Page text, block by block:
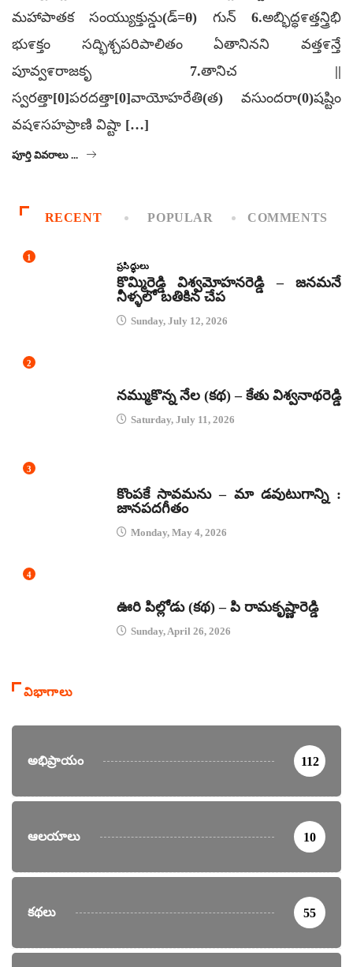
మహాపాతక సంయ్యుక్తున్డు(డ్=θ) గున్ 6.అబ్భిద్ధ೯త్తన్త్రిభి
భు೯క్తం సద్భిశ్చపరిపాలితం ఏతానినని వత్త೯న్తే
పూవ్వ೯రాజకృ 7.తానిచ ||
స్వరత్తా[0]పరదత్తా[0]వాయోహరేతి(త) వసుందరా(0)షష్టిం
వష೯సహప్రాణి విష్టా […]
పూర్తి వివరాలు ...
RECENT POPULAR COMMENTS
1
ప్రసిద్ధులు
కొమ్మిరెడ్డి విశ్వమోహనరెడ్డి – జనమనే
నీళ్ళలో బతికిన చేప
Sunday, July 12, 2026
2
నమ్ముకొన్న నేల (కథ) – కేతు విశ్వనాథరెడ్డి
Saturday, July 11, 2026
3
కొంపకే సావమను – మా డవుటుగాన్ని :
జానపదగీతం
Monday, May 4, 2026
4
ఊరి పిల్లోడు (కథ) – పి రామకృష్ణారెడ్డి
Sunday, April 26, 2026
విభాగాలు
అభిప్రాయం 112
ఆలయాలు 10
కథలు 55